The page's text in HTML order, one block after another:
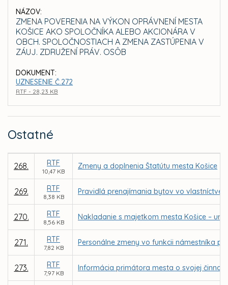
NÁZOV:
ZMENA POVERENIA NA VÝKON OPRÁVNENÍ MESTA
KOŠICE AKO SPOLOČNÍKA ALEBO AKCIONÁRA V
OBCH. SPOLOČNOSTIACH A ZMENA ZASTÚPENIA V
ZÁUJ. ZDRUŽENÍ PRÁV. OSÔB
DOKUMENT:
UZNESENIE Č.272
RTF - 28,23 KB
Ostatné
268. RTF
10,47 KB
Zmeny a doplnenia Štatútu mesta Košice
269. RTF
8,38 KB
Pravidlá prenajímania bytov vo vlastníctve
270. RTF
8,56 KB
Nakladanie s majetkom mesta Košice –
271. RTF
7,82 KB
Personálne zmeny vo funkcii námestníka
273. RTF
7,97 KB
Informácia primátora mesta o svojej